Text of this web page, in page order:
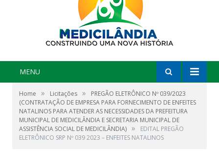
MENU
Home » Licitações »
PREGÃO ELETRÔNICO Nº 039/2023
(CONTRATAÇÃO DE EMPRESA PARA FORNECIMENTO DE ENFEITES
NATALINOS PARA ATENDER AS NECESSIDADES DA PREFEITURA
MUNICIPAL DE MEDICILÂNDIA E SECRETARIA MUNICIPAL DE
ASSISTÊNCIA SOCIAL DE MEDICILÂNDIA) »
EDITAL PREGÃO
ELETRÔNICO SRP Nº 039 2023 – ENFEITES NATALINOS